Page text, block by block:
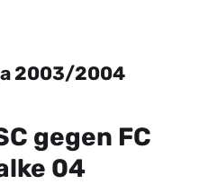
2003/2004
gegen FC
04